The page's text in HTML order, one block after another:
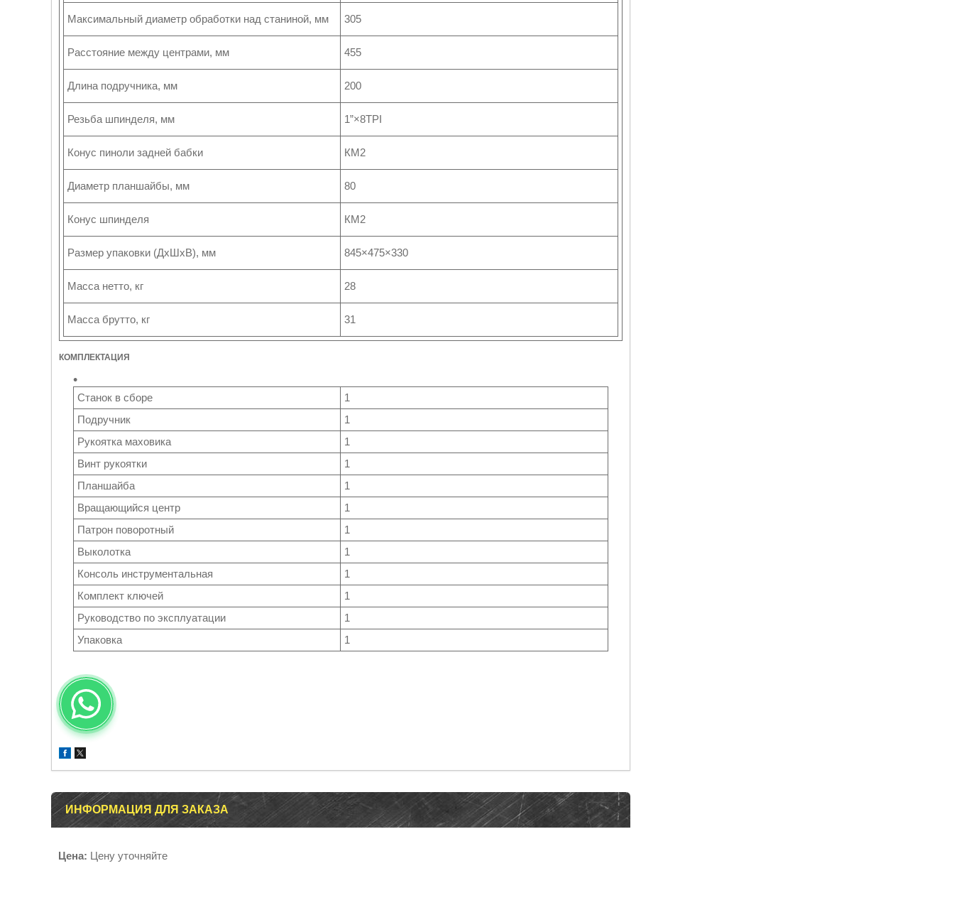
Максимальный диаметр обработки над станиной, мм 305
Расстояние между центрами, мм 455
Длина подручника, мм 200
Резьба шпинделя, мм 1”×8TPI
Конус пиноли задней бабки КМ2
Диаметр планшайбы, мм 80
Конус шпинделя КМ2
Размер упаковки (ДхШхВ), мм 845×475×330
Масса нетто, кг 28
Масса брутто, кг 31
КОМПЛЕКТАЦИЯ
Станок в сборе
1
Подручник
1
Рукоятка маховика
1
Винт рукоятки
1
Планшайба
1
Вращающийся центр
1
Патрон поворотный
1
Выколотка
1
Консоль инструментальная
1
Комплект ключей
1
Руководство по эксплуатации
1
Упаковка
1
ИНФОРМАЦИЯ ДЛЯ ЗАКАЗА
Цена: Цену уточняйте